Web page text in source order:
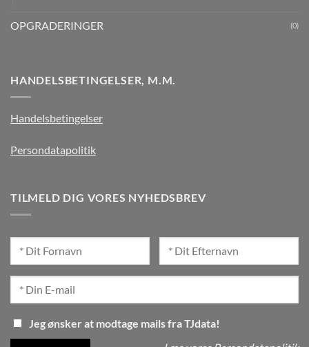
OPGRADERINGER (0)
HANDELSBETINGELSER, M.M.
Handelsbetingelser
Persondatapolitik
TILMELD DIG VORES NYHEDSBREV
Jeg ønsker at modtage mails fra TJdata!